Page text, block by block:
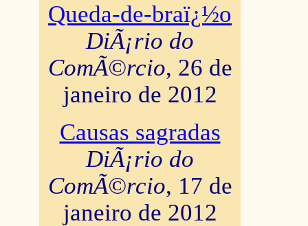
Queda-de-braï¿½o
DiÃ¡rio do
ComÃ©rcio, 26 de
janeiro de 2012
Causas sagradas
DiÃ¡rio do
ComÃ©rcio, 17 de
janeiro de 2012